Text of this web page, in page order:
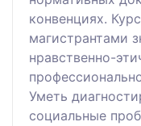
конвенциях.
магистрантами
нравственно-
Уметь
социальные